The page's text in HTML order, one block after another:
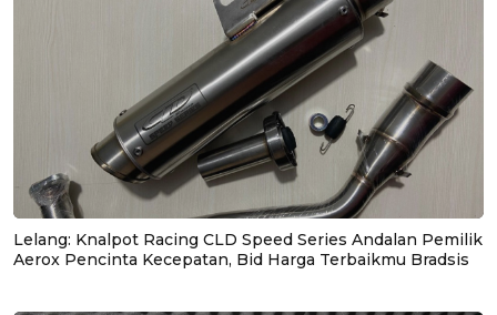
Lelang: Knalpot Racing CLD Speed Series Andalan Pemilik
Aerox Pencinta Kecepatan, Bid Harga Terbaikmu Bradsis